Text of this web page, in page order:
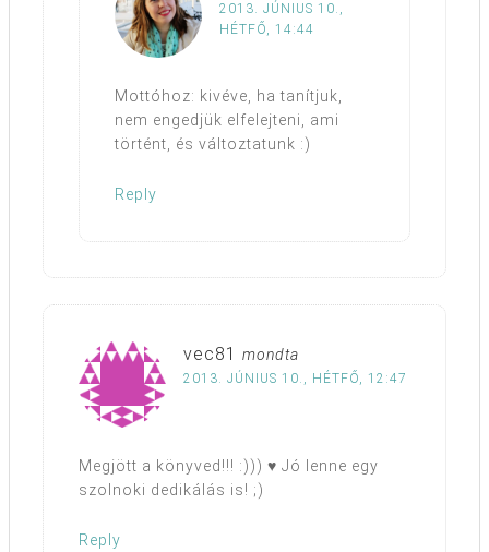
2013. JÚNIUS 10.,
HÉTFŐ, 14:44
Mottóhoz: kivéve, ha tanítjuk,
nem engedjük elfelejteni, ami
történt, és változtatunk :)
Reply
vec81 mondta
2013. JÚNIUS 10., HÉTFŐ, 12:47
Megjött a könyved!!! :))) ♥ Jó lenne egy
szolnoki dedikálás is! ;)
Reply